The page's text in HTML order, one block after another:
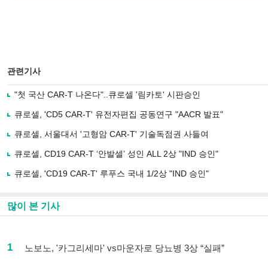
관련기사
"첫 국산 CAR-T 나온다"..큐로셀 '림카토' 시판승인
큐로셀, 'CD5 CAR-T' 유전자편집 공동연구 "AACR 발표"
큐로셀, 서울대서 '고형암 CAR-T' 기술독점권 사들여
큐로셀, CD19 CAR-T ‘안발셀’ 성인 ALL 2상 "IND 승인"
큐로셀, 'CD19 CAR-T' 루푸스 국내 1/2상 "IND 승인"
많이 본 기사
1 노보노, '카그리세마' vs마운자로 당뇨병 3상 “실패”